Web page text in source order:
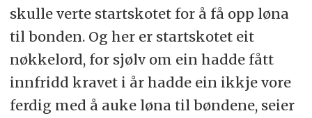
skulle verte startskotet for å få opp løna
til bonden. Og her er startskotet eit
nøkkelord, for sjølv om ein hadde fått
innfridd kravet i år hadde ein ikkje vore
ferdig med å auke løna til bøndene, seier